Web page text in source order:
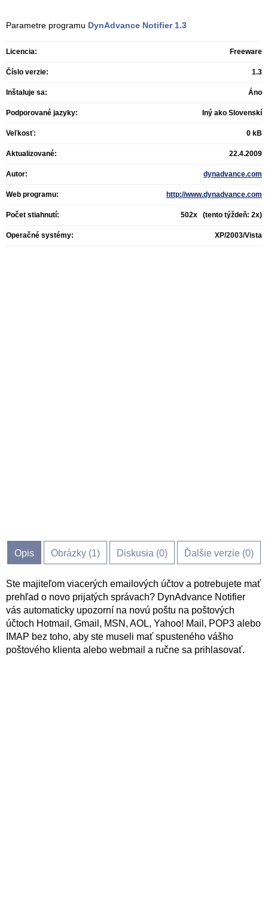
Parametre programu DynAdvance Notifier 1.3
Licencia: Freeware
Číslo verzie: 1.3
Inštaluje sa: Áno
Podporované jazyky: Iný ako Slovenskí
Veľkosť: 0 kB
Aktualizované: 22.4.2009
Autor: dynadvance.com
Web programu: http://www.dynadvance.com
Počet stiahnutí: 502x (tento týždeň: 2x)
Operačné systémy: XP/2003/Vista
Opis Obrázky (1) Diskusia (0) Ďalšie verzie (0)
Ste majiteľom viacerých emailových účtov a potrebujete mať
prehľad o novo prijatých správach? DynAdvance Notifier
vás automaticky upozorní na novú poštu na poštových
účtoch Hotmail, Gmail, MSN, AOL, Yahoo! Mail, POP3 alebo
IMAP bez toho, aby ste museli mať spusteného vášho
poštového klienta alebo webmail a ručne sa prihlasovať.